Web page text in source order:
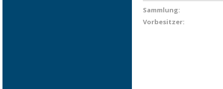
Sammlung:
Vorbesitzer: